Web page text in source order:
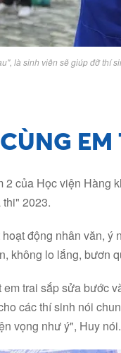
là sinh viên sẽ giúp đỡ thí
EM
2 của Học viện Hàng
2023.
động nhân văn,
không lo lắng, bươn
trai sắp sửa bước
các thí sinh nói
vọng như ý", Huy nói.